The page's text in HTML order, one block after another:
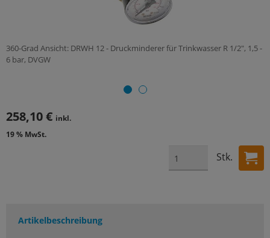
360-Grad Ansicht: DRWH 12 - Druckminderer für Trinkwasser R 1/2", 1,5 -
6 bar, DVGW
258,10 € inkl.
19 % MwSt.
Stk.
Artikelbeschreibung